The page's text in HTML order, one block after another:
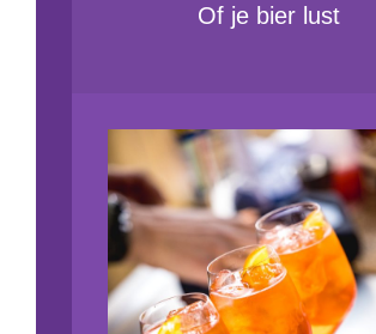
Of je bier lust